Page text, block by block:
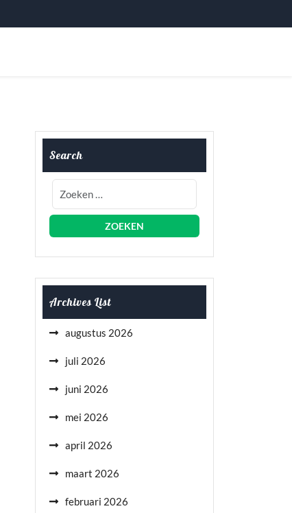
Search
Archives List
augustus 2026
juli 2026
juni 2026
mei 2026
april 2026
maart 2026
februari 2026